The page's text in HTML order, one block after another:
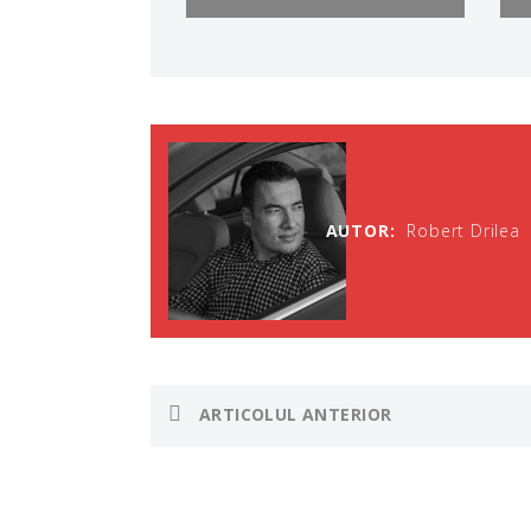
AUTOR: Robert Drilea
ARTICOLUL ANTERIOR